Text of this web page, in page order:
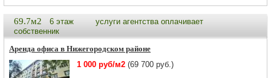
69.7м2 6 этаж
услуги агентства оплачивает
собственник
Аренда офиса в Нижегородском районе
1 000 руб/м2 (69 700 руб.)